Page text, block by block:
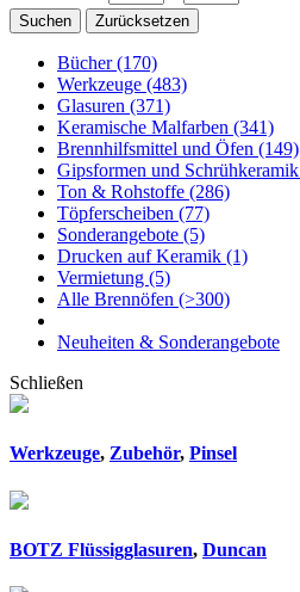
Bücher(170)
Werkzeuge (483)
Glasuren (371)
Keramische Malfarben (341)
Brennhilfsmittel und Öfen (149)
Gipsformen und Schrühkeramik
Ton & Rohstoffe (286)
Töpferscheiben (77)
Sonderangebote (5)
Drucken auf Keramik (1)
Vermietung (5)
Alle Brennöfen (>300)
Neuheiten & Sonderangebote
Schließen
Werkzeuge, Zubehör, Pinsel
BOTZ Flüssigglasuren, Duncan